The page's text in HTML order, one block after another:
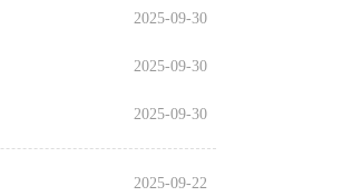
2025-09-30
2025-09-30
2025-09-30
2025-09-22